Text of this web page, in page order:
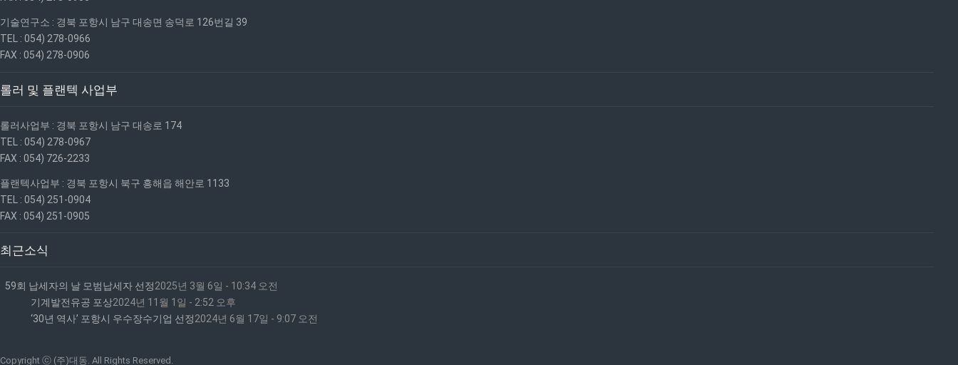
기술연구소 : 경북 포항시 남구 대송면 송덕로 126번길 39
TEL : 054) 278-0966
FAX : 054) 278-0906
롤러 및 플랜텍 사업부
롤러사업부 : 경북 포항시 남구 대송로 174
TEL : 054) 278-0967
FAX : 054) 726-2233
플랜텍사업부 : 경북 포항시 북구 흥해읍 해안로 1133
TEL : 054) 251-0904
FAX : 054) 251-0905
최근소식
59회 납세자의 날 모범납세자 선정2025년 3월 6일 - 10:34 오전
기계발전유공 포상2024년 11월 1일 - 2:52 오후
‘30년 역사’ 포항시 우수장수기업 선정2024년 6월 17일 - 9:07 오전
Copyright ⓒ (주)대동. All Rights Reserved.